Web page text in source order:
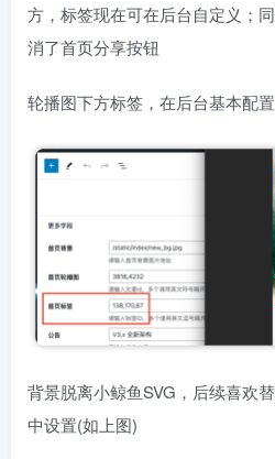
方，标签现在可在后台自定义；
消了首页分享按钮
轮播图下方标签，在后台基本配
背景脱离小鲸鱼SVG，后续喜欢
中设置(如上图)